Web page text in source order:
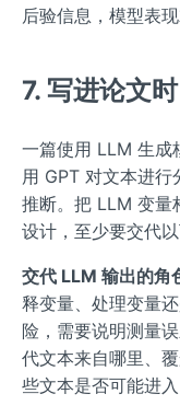
后验信息，模型表
7. 写进论文
一篇使用 LLM 生成
用 GPT 对文本进
推断。把 LLM 变量
设计，至少要交代以
交代 LLM 输出的角
释变量、处理变量
险，需要说明测量
代文本来自哪里、
些文本是否可能进